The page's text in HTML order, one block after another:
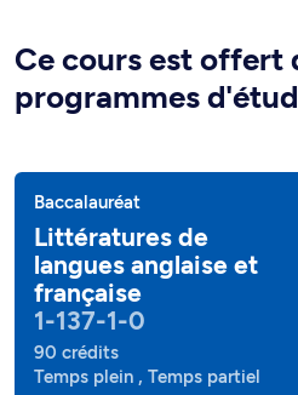
Ce cours est offert
programmes
Baccalauréat
Littératures de
langues anglaise et
française
1-137-1-0
90 crédits
Temps plein , Temps partiel